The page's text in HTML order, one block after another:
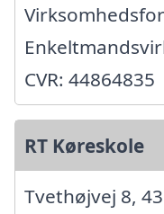
CVR: 44864835
RT Køreskole
Tvethøjvej 8,